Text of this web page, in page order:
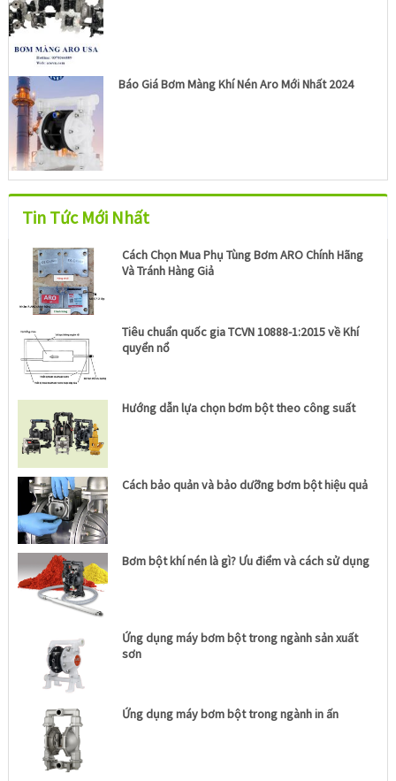
Báo Giá Bơm Màng Khí Nén Aro Mới Nhất 2024
Tin Tức Mới Nhất
Cách Chọn Mua Phụ Tùng Bơm ARO Chính Hãng
Và Tránh Hàng Giả
Tiêu chuẩn quốc gia TCVN 10888-1:2015 về Khí
quyển nổ
Hướng dẫn lựa chọn bơm bột theo công suất
Cách bảo quản và bảo dưỡng bơm bột hiệu quả
Bơm bột khí nén là gì? Ưu điểm và cách sử dụng
Ứng dụng máy bơm bột trong ngành sản xuất
sơn
Ứng dụng máy bơm bột trong ngành in ấn